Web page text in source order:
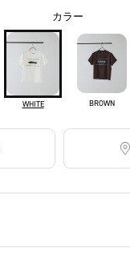
カラー
WHITE BROWN